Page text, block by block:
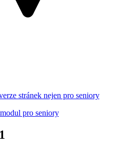
stránek nejen pro seniory